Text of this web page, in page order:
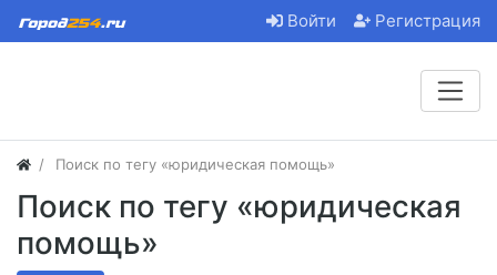
Войти Регистрация
Поиск по тегу «юридическая помощь»
Поиск по тегу «юридическая
помощь»